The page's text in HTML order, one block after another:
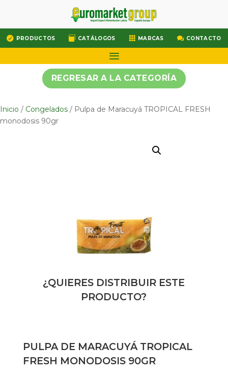
 PRODUCTOS  CATÁLOGOS  MARCAS  CONTACTO
REGRESAR A LA CATEGORÍA
Inicio / Congelados / Pulpa de Maracuyá TROPICAL FRESH
monodosis 90gr
¿QUIERES DISTRIBUIR ESTE
PRODUCTO?
PULPA DE MARACUYÁ TROPICAL
FRESH MONODOSIS 90GR